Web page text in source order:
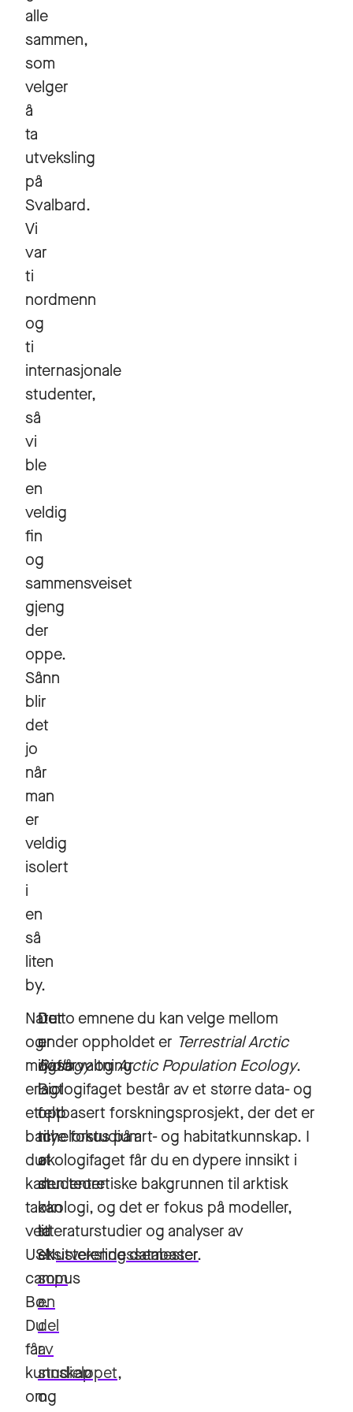
alle
sammen,
som
velger
å
ta
utveksling
på
Svalbard.
Vi
var
ti
nordmenn
og
ti
internasjonale
studenter,
så
vi
ble
en
veldig
fin
og
sammensveiset
gjeng
der
oppe.
Sånn
blir
det
jo
når
man
er
veldig
isolert
i
en
så
liten
by.
Natur
og
miljøforvaltning
er
et
bachelorstudium
du
kan
ta
ved
USN
campus
Bø.
Du
får
kunnskap
om
Det
er
også
lagt
opp
til
at
studenter
kan
ta
etutvekslingssemester
som
en
del
av
studieløpet,
og
De to emnene du kan velge mellom
under oppholdet er Terrestrial Arctic
BiologyogArctic Population Ecology.
Biologifaget består av et større data- og
feltbasert forskningsprosjekt, der det er
mye fokus på art- og habitatkunnskap. I
økologifaget får du en dypere innsikt i
den teoretiske bakgrunnen til arktisk
økologi, og det er fokus på modeller,
litteraturstudier og analyser av
eksisterende databaser.